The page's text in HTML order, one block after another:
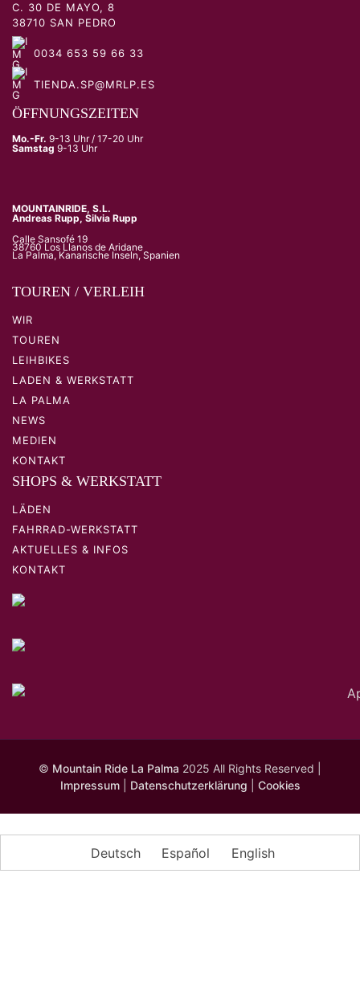
C. 30 DE MAYO, 8
38710 SAN PEDRO
0034 653 59 66 33
TIENDA.SP@MRLP.ES
ÖFFNUNGSZEITEN
Mo.-Fr. 9-13 Uhr / 17-20 Uhr
Samstag 9-13 Uhr
MOUNTAINRIDE, S.L.
Andreas Rupp, Silvia Rupp
Calle Sansofé 19
38760 Los Llanos de Aridane
La Palma, Kanarische Inseln, Spanien
TOUREN / VERLEIH
WIR
TOUREN
LEIHBIKES
LADEN & WERKSTATT
LA PALMA
NEWS
MEDIEN
KONTAKT
SHOPS & WERKSTATT
LÄDEN
FAHRRAD-WERKSTATT
AKTUELLES & INFOS
KONTAKT
© Mountain Ride La Palma 2025 All Rights Reserved |
Impressum| Datenschutzerklärung Cookies
Deutsch Español English